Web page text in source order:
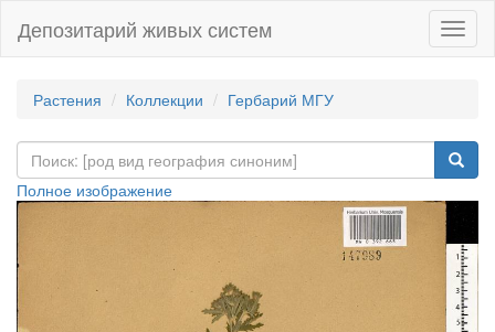
Депозитарий живых систем
Растения Коллекции Гербарий МГУ
Полное изображение